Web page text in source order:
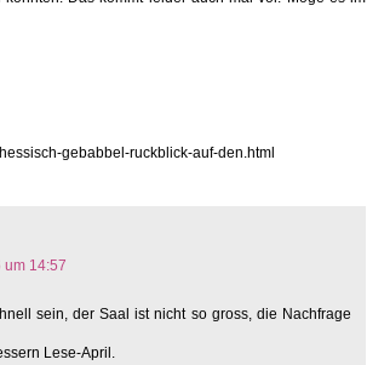
gebabbel-ruckblick-auf-den.html
um 14:57
sein, der Saal ist nicht so gross, die Nachfrage
Lese-April.